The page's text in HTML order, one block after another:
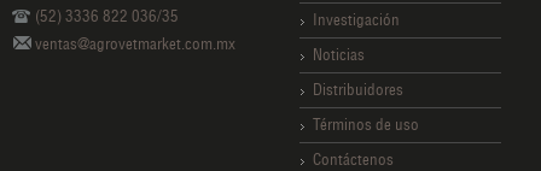
(52) 3336 822 036/35
ventas@agrovetmarket.com.mx
Investigación
Noticias
Distribuidores
Términos de uso
Contáctenos